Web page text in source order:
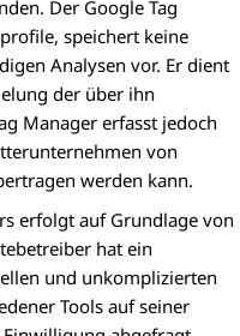
Der Google Tag
speichert keine
Analysen vor. Er dient
der über ihn
Manager erfasst jedoch
von
werden kann.
erfolgt auf Grundlage von
hat ein
und unkomplizierten
Tools auf seiner